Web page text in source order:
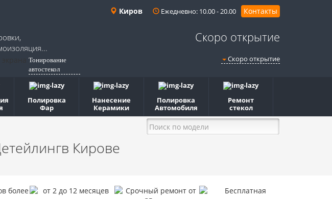
Киров Ежедневно: 10.00 - 20.00 Контакты
Скоро открытие
Тонирование
автостекол
Скоро открытие
Полировка
Фар
Нанесение
Керамики
Полировка
Автомобиля
Ремонт
стекол
в Кирове